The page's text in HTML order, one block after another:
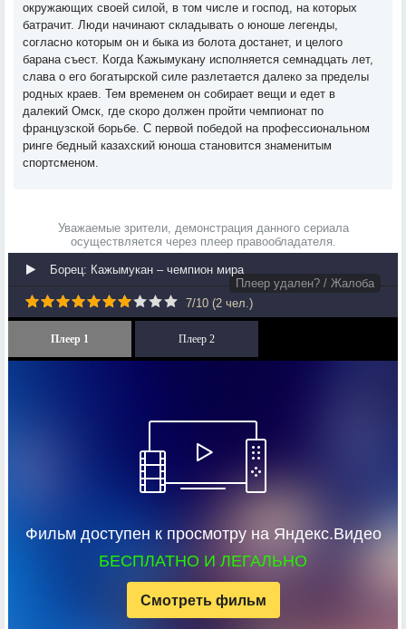
окружающих своей силой, в том числе и господ, на которых
батрачит. Люди начинают складывать о юноше легенды,
согласно которым он и быка из болота достанет, и целого
барана съест. Когда Кажымукану исполняется семнадцать лет,
слава о его богатырской силе разлетается далеко за пределы
родных краев. Тем временем он собирает вещи и едет в
далекий Омск, где скоро должен пройти чемпионат по
французской борьбе. С первой победой на профессиональном
ринге бедный казахский юноша становится знаменитым
спортсменом.
Уважаемые зрители, демонстрация данного сериала
осуществляется через плеер правообладателя.
Борец: Кажымукан – чемпион мира
Плеер удален? / Жалоба
7/10 (2 чел.)
Плеер 1 Плеер 2
Фильм доступен к просмотру на Яндекс.Видео
БЕСПЛАТНО И ЛЕГАЛЬНО
Смотреть фильм